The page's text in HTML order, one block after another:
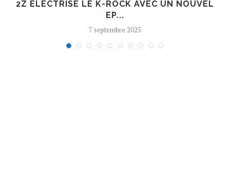
2Z ÉLECTRISE LE K-ROCK AVEC UN NOUVEL
EP...
7 septembre 2025